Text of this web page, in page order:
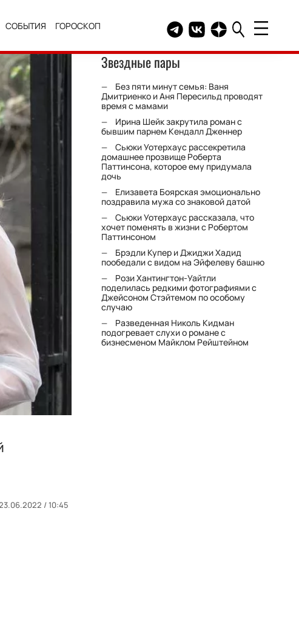
СОБЫТИЯ ГОРОСКОП Telegram канал HELLO
Группа HELLO
Канал HELLO в
/ 10:45
Звездные пары
Без пяти минут семья: Ваня
Дмитриенко и Аня Пересильд проводят
время с мамами
Ирина Шейк закрутила роман с
бывшим парнем Кендалл Дженнер
Сьюки Уотерхаус рассекретила
домашнее прозвище Роберта
Паттинсона, которое ему придумала
дочь
Елизавета Боярская эмоционально
поздравила мужа со знаковой датой
Сьюки Уотерхаус рассказала, что
хочет поменять в жизни с Робертом
Паттинсоном
Брэдли Купер и Джиджи Хадид
пообедали с видом на Эйфелеву башню
Рози Хантингтон-Уайтли
поделилась редкими фотографиями с
Джейсоном Стэйтемом по особому
случаю
Разведенная Николь Кидман
подогревает слухи о романе с
бизнесменом Майклом Рейштейном